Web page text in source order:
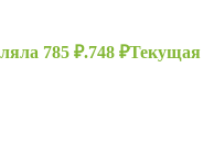
785 ₽.748 ₽Текущая